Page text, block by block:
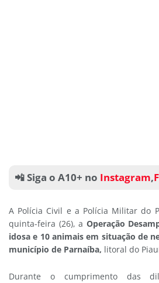
📲 Siga o A10+ no Instagram,
A Polícia Civil e a Polícia Militar do
quinta-feira (26), a Operação
idosa e 10 animais em situação de
município de Parnaíba, litoral do
Durante o cumprimento das